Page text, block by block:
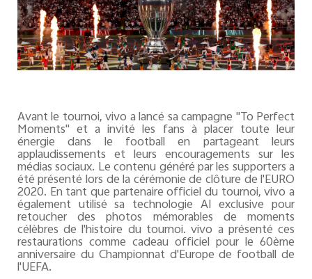
Avant le tournoi, vivo a lancé sa campagne "To Perfect
Moments" et a invité les fans à placer toute leur
énergie dans le football en partageant leurs
applaudissements et leurs encouragements sur les
médias sociaux. Le contenu généré par les supporters a
été présenté lors de la cérémonie de clôture de l'EURO
2020. En tant que partenaire officiel du tournoi, vivo a
également utilisé sa technologie AI exclusive pour
retoucher des photos mémorables de moments
célèbres de l'histoire du tournoi. vivo a présenté ces
restaurations comme cadeau officiel pour le 60ème
anniversaire du Championnat d'Europe de football de
l'UEFA.